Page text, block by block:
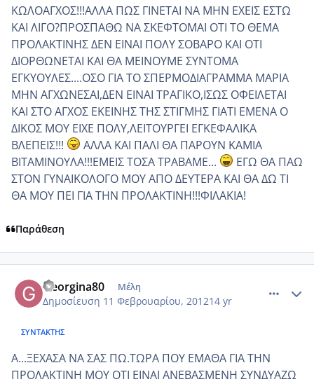
ΚΩΛΟΑΓΧΟΣ!!!ΑΛΛΑ ΠΩΣ ΓΙΝΕΤΑΙ ΝΑ ΜΗΝ ΕΧΕΙΣ ΕΣΤΩ
ΚΑΙ ΛΙΓΟ?ΠΡΟΣΠΑΘΩ ΝΑ ΣΚΕΦΤΟΜΑΙ ΟΤΙ ΤΟ ΘΕΜΑ
ΠΡΟΛΑΚΤΙΝΗΣ ΔΕΝ ΕΙΝΑΙ ΠΟΛΥ ΣΟΒΑΡΟ ΚΑΙ ΟΤΙ
ΔΙΟΡΘΩΝΕΤΑΙ ΚΑΙ ΘΑ ΜΕΙΝΟΥΜΕ ΣΥΝΤΟΜΑ
ΕΓΚΥΟΥΛΕΣ....ΟΣΟ ΓΙΑ ΤΟ ΣΠΕΡΜΟΔΙΑΓΡΑΜΜΑ ΜΑΡΙΑ
ΜΗΝ ΑΓΧΩΝΕΣΑΙ,ΔΕΝ ΕΙΝΑΙ ΤΡΑΓΙΚΟ,ΙΣΩΣ ΟΦΕΙΛΕΤΑΙ
ΚΑΙ ΣΤΟ ΑΓΧΟΣ ΕΚΕΙΝΗΣ ΤΗΣ ΣΤΙΓΜΗΣ ΓΙΑΤΙ ΕΜΕΝΑ Ο
ΔΙΚΟΣ ΜΟΥ ΕΙΧΕ ΠΟΛΥ,ΛΕΙΤΟΥΡΓΕΙ ΕΓΚΕΦΑΛΙΚΑ
ΒΛΕΠΕΙΣ!!!
ΑΛΛΑ ΚΑΙ ΠΑΛΙ ΘΑ ΠΑΡΟΥΝ ΚΑΜΙΑ
ΒΙΤΑΜΙΝΟΥΛΑ!!!ΕΜΕΙΣ ΤΟΣΑ ΤΡΑΒΑΜΕ...
ΕΓΩ ΘΑ ΠΑΩ
ΣΤΟΝ ΓΥΝΑΙΚΟΛΟΓΟ ΜΟΥ ΑΠΟ ΔΕΥΤΕΡΑ ΚΑΙ ΘΑ ΔΩ ΤΙ
ΘΑ ΜΟΥ ΠΕΙ ΓΙΑ ΤΗΝ ΠΡΟΛΑΚΤΙΝΗ!!!ΦΙΛΑΚΙΑ!
Παράθεση
Georgina80 Μέλη
Δημοσίευση 11 Φεβρουαρίου, 201214 yr
ΣΥΝΤΆΚΤΗΣ
Α...ΞΕΧΑΣΑ ΝΑ ΣΑΣ ΠΩ.ΤΩΡΑ ΠΟΥ ΕΜΑΘΑ ΓΙΑ ΤΗΝ
ΠΡΟΛΑΚΤΙΝΗ ΜΟΥ ΟΤΙ ΕΙΝΑΙ ΑΝΕΒΑΣΜΕΝΗ ΣΥΝΔΥΑΖΩ